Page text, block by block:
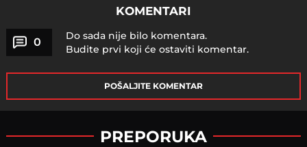
KOMENTARI
0
Do sada nije bilo komentara.
Budite prvi koji će ostaviti komentar.
POŠALJITE KOMENTAR
PREPORUKA